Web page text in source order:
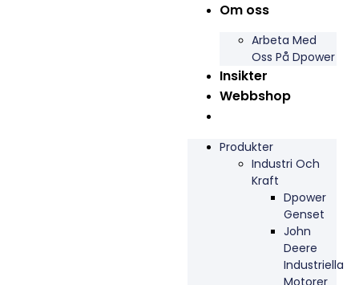
Om oss
Arbeta Med
Oss På Dpower
Insikter
Webbshop
Produkter
Industri Och
Kraft
Dpower
Genset
John
Deere
Industriella
Motorer